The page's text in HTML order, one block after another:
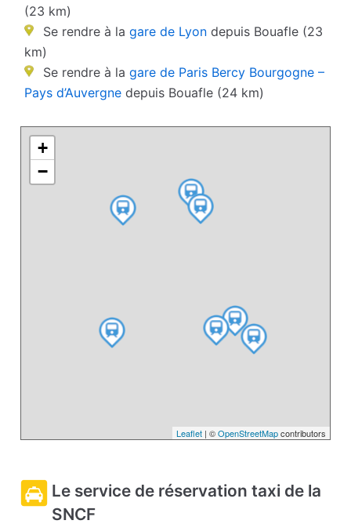
(23 km)
Se rendre à la gare de Lyon depuis Bouafle (23
km)
Se rendre à la gare de Paris Bercy Bourgogne –
Pays d’Auvergne depuis Bouafle (24 km)
+
−
Leaflet| ©OpenStreetMapcontributors
Le service de réservation taxi de la
SNCF